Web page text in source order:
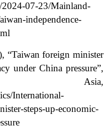
2024-07-23/Mainland-
independence-
“Taiwan foreign minister
under China pressure”,
Asia,
International-
steps-up-economic-